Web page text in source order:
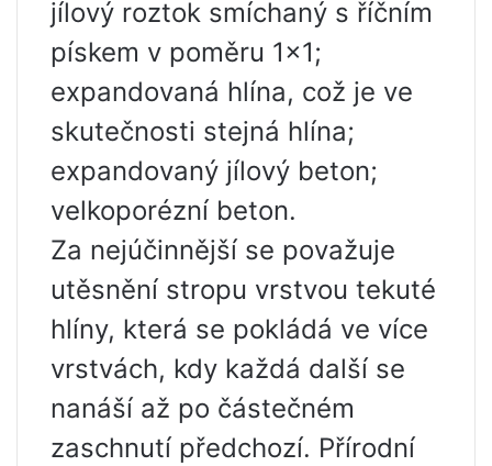
jílový roztok smíchaný s říčním
pískem v poměru 1×1;
expandovaná hlína, což je ve
skutečnosti stejná hlína;
expandovaný jílový beton;
velkoporézní beton.
Za nejúčinnější se považuje
utěsnění stropu vrstvou tekuté
hlíny, která se pokládá ve více
vrstvách, kdy každá další se
nanáší až po částečném
zaschnutí předchozí. Přírodní